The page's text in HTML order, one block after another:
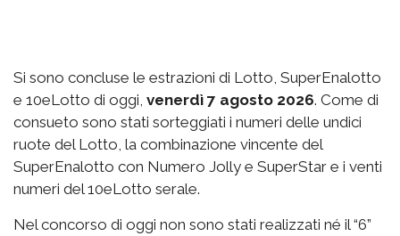
Si sono concluse le estrazioni di Lotto, SuperEnalotto
e 10eLotto di oggi, venerdì 7 agosto 2026. Come di
consueto sono stati sorteggiati i numeri delle undici
ruote del Lotto, la combinazione vincente del
SuperEnalotto con Numero Jolly e SuperStar e i venti
numeri del 10eLotto serale.
Nel concorso di oggi non sono stati realizzati né il “6”